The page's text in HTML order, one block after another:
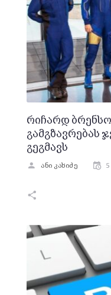
რიჩარდ
გამგზავრებას
გეგმავს
ანი კახიძე